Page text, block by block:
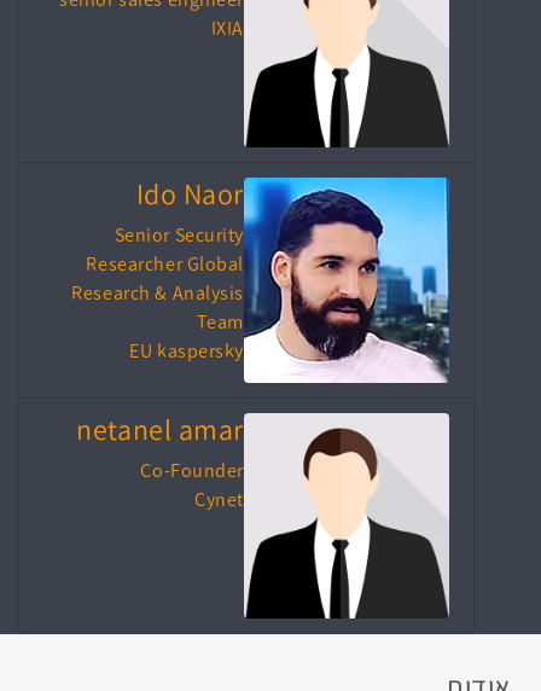
IXIA
Ido Naor
Senior Security
Researcher Global
Research & Analysis
Team
EU kaspersky
netanel amar
Co-Founder
Cynet